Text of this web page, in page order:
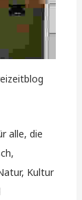
alle, die
Kultur